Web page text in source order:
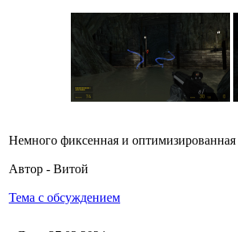
Немного фиксенная и
Автор - Витой
Тема с обсуждением